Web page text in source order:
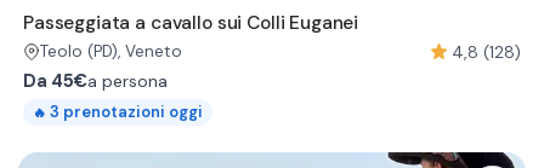
Passeggiata a cavallo sui Colli Euganei
Teolo (PD), Veneto
4,8 (128)
Da 45€a persona
🔥 3 prenotazioni oggi